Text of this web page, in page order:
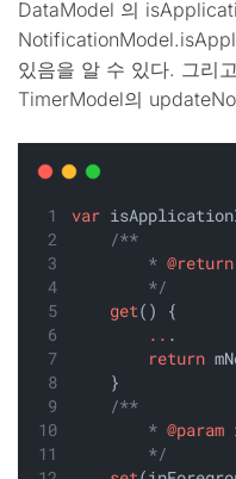
DataModel 의
있음을 알 수 있다. 그리
TimerModel의
var
/**
        *
@return
        */
get() {
.. .
return
    }
/**
        *
@param
        */